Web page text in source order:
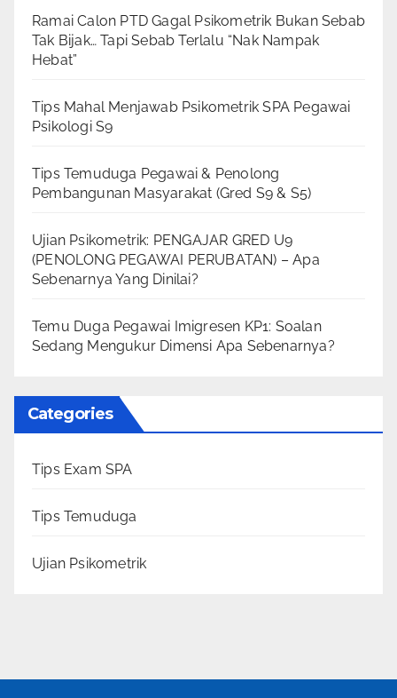
Ramai Calon PTD Gagal Psikometrik Bukan Sebab
Tak Bijak… Tapi Sebab Terlalu “Nak Nampak
Hebat”
Tips Mahal Menjawab Psikometrik SPA Pegawai
Psikologi S9
Tips Temuduga Pegawai & Penolong
Pembangunan Masyarakat (Gred S9 & S5)
Ujian Psikometrik: PENGAJAR GRED U9
(PENOLONG PEGAWAI PERUBATAN) – Apa
Sebenarnya Yang Dinilai?
Temu Duga Pegawai Imigresen KP1: Soalan
Sedang Mengukur Dimensi Apa Sebenarnya?
Categories
Tips Exam SPA
Tips Temuduga
Ujian Psikometrik